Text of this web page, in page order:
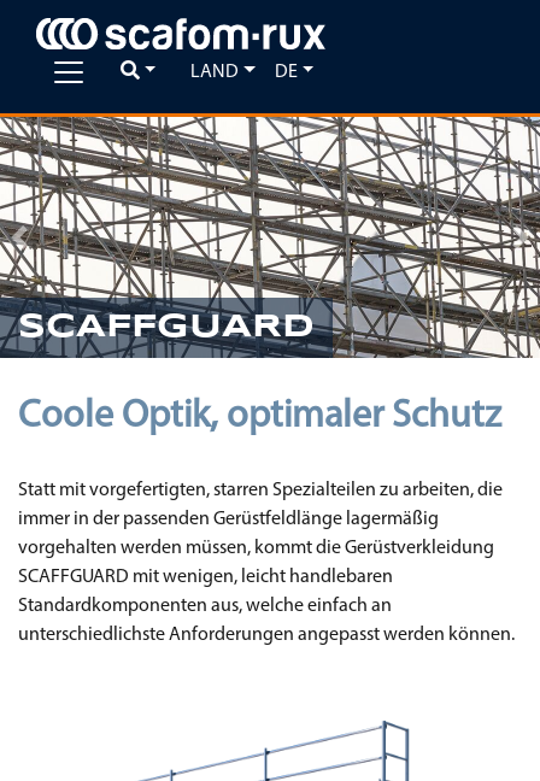
LAND DE
Previous
SCAFFGUARD
Coole Optik, optimaler Schutz
Statt mit vorgefertigten, starren Spezialteilen zu arbeiten, die
immer in der passenden Gerüstfeldlänge lagermäßig
vorgehalten werden müssen, kommt die Gerüstverkleidung
SCAFFGUARD mit wenigen, leicht handle­baren
Standardkomponenten aus, welche einfach an
unterschiedlichste Anforderungen angepasst werden können.